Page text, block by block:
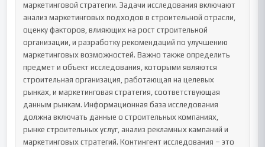
маркетинговой стратегии. Задачи исследования включают
анализ маркетинговых подходов в строительной отрасли,
оценку факторов, влияющих на рост строительной
организации, и разработку рекомендаций по улучшению
маркетинговых возможностей. Важно также определить
предмет и объект исследования, которыми являются
строительная организация, работающая на целевых
рынках, и маркетинговая стратегия, соответствующая
данным рынкам. Информационная база исследования
должна включать данные о строительных компаниях,
рынке строительных услуг, анализ рекламных кампаний и
маркетинговых стратегий. Контингент исследования – это